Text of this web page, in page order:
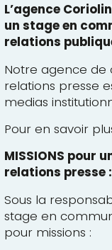
L’agence
un stage en
relations
Notre agence de
relations presse
medias
Pour en savoir
MISSIONS pour
relations presse :
Sous la
stage en
pour missions :